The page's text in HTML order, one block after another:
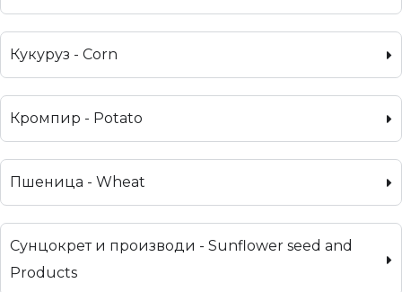
Кукуруз - Corn
Кромпир - Potato
Пшеница - Wheat
Сунцокрет и производи - Sunflower seed and
Products